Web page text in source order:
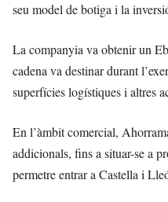
seu model de botiga i la
La companyia va obtenir un
cadena va destinar durant
superfícies logístiques i altres
En l’àmbit comercial,
addicionals, fins a situar-se a
permetre entrar a Castella i